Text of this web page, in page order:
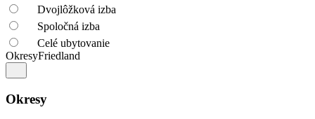
Dvojlôžková izba
Spoločná izba
Celé ubytovanie
OkresyFriedland
Okresy